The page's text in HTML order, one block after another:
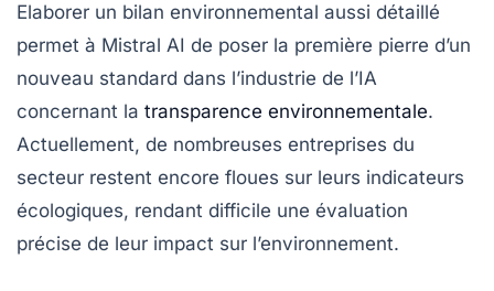
Elaborer un bilan environnemental aussi détaillé
permet à Mistral AI de poser la première pierre d’un
nouveau standard dans l’industrie de l’IA
concernant la transparence environnementale.
Actuellement, de nombreuses entreprises du
secteur restent encore floues sur leurs indicateurs
écologiques, rendant difficile une évaluation
précise de leur impact sur l’environnement.